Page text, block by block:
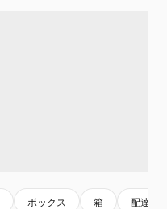
ボックス 箱 配達